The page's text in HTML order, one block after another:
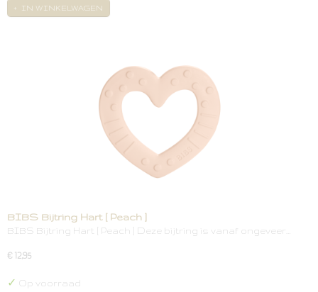
IN WINKELWAGEN
BIBS Bijtring Hart [ Peach ]
BIBS Bijtring Hart [ Peach ] Deze bijtring is vanaf ongeveer…
€ 12,95
✓ Op voorraad